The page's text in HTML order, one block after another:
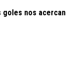
goles nos acercan